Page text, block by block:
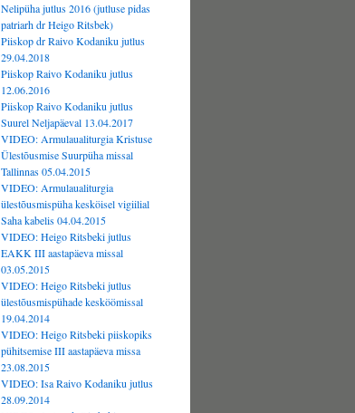
Nelipüha jutlus 2016 (jutluse pidas
patriarh dr Heigo Ritsbek)
Piiskop dr Raivo Kodaniku jutlus
29.04.2018
Piiskop Raivo Kodaniku jutlus
12.06.2016
Piiskop Raivo Kodaniku jutlus
Suurel Neljapäeval 13.04.2017
VIDEO: Armulaualiturgia Kristuse
Ülestõusmise Suurpüha missal
Tallinnas 05.04.2015
VIDEO: Armulaualiturgia
ülestõusmispüha kesköisel vigiilial
Saha kabelis 04.04.2015
VIDEO: Heigo Ritsbeki jutlus
EAKK III aastapäeva missal
03.05.2015
VIDEO: Heigo Ritsbeki jutlus
ülestõusmispühade kesköömissal
19.04.2014
VIDEO: Heigo Ritsbeki piiskopiks
pühitsemise III aastapäeva missa
23.08.2015
VIDEO: Isa Raivo Kodaniku jutlus
28.09.2014